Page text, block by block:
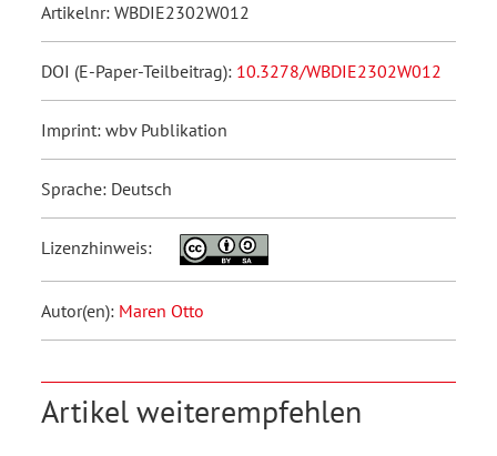
Artikelnr: WBDIE2302W012
DOI (E-Paper-Teilbeitrag): 10.3278/WBDIE2302W012
Imprint: wbv Publikation
Sprache: Deutsch
Lizenzhinweis:
Autor(en): Maren Otto
Artikel weiterempfehlen